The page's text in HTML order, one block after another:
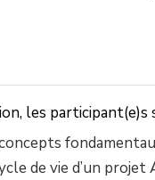
les
de vie d’un projet